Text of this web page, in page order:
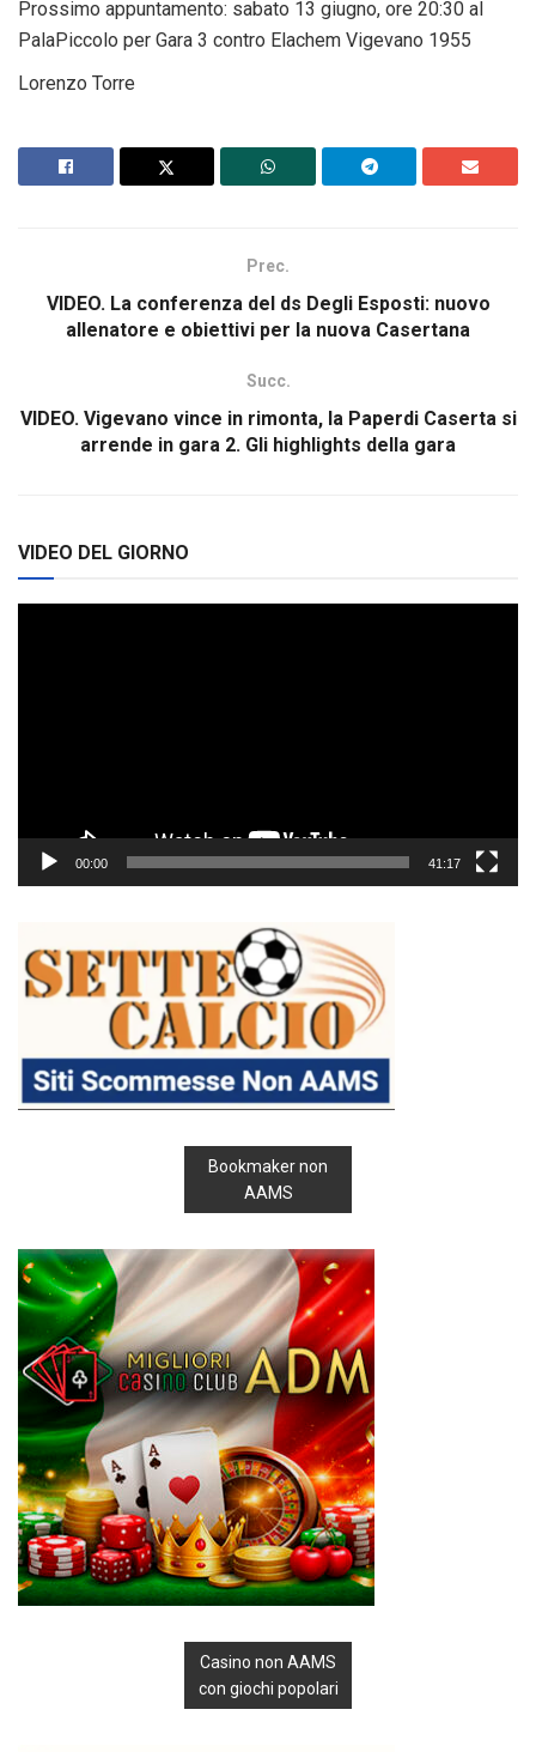
Prossimo appuntamento: sabato 13 giugno, ore 20:30 al
PalaPiccolo per Gara 3 contro Elachem Vigevano 1955
Lorenzo Torre
Prec.
VIDEO. La conferenza del ds Degli Esposti: nuovo
allenatore e obiettivi per la nuova Casertana
Succ.
VIDEO. Vigevano vince in rimonta, la Paperdi Caserta si
arrende in gara 2. Gli highlights della gara
VIDEO DEL GIORNO
00:00 41:17
Bookmaker non
AAMS
Casino non AAMS
con giochi popolari